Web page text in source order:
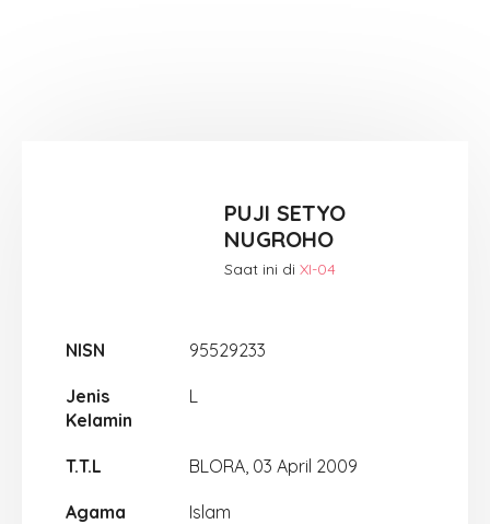
PUJI SETYO
NUGROHO
Saat ini di XI-04
NISN 95529233
Jenis
Kelamin
L
T.T.L BLORA, 03 April 2009
Agama Islam